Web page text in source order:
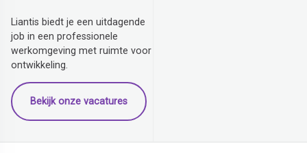
Liantis biedt je een uitdagende
job in een professionele
werkomgeving met ruimte voor
ontwikkeling.
Bekijk onze vacatures